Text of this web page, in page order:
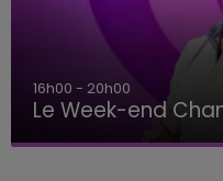
16h00 - 20h00
Le Week-end